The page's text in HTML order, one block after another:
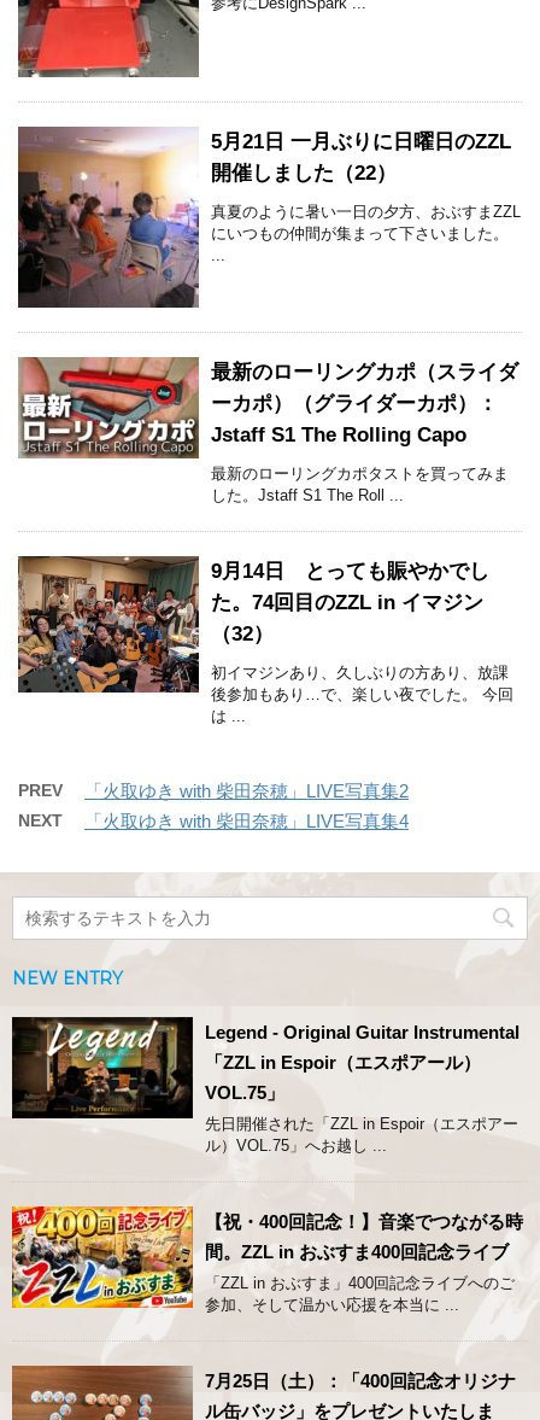
5月21日 一月ぶりに日曜日のZZL
開催しました（22）
真夏のように暑い一日の夕方、おぶすまZZL
にいつもの仲間が集まって下さいました。
...
最新のローリングカポ（スライダ
ーカポ）（グライダーカポ）：
Jstaff S1 The Rolling Capo
最新のローリングカポタストを買ってみま
した。Jstaff S1 The Roll ...
9月14日 とっても賑やかでし
た。74回目のZZL in イマジン
（32）
初イマジンあり、久しぶりの方あり、放課
後参加もあり…で、楽しい夜でした。 今回
は ...
PREV 「火取ゆき with 柴田奈穂」LIVE写真集2
NEXT 「火取ゆき with 柴田奈穂」LIVE写真集4
NEW ENTRY
Legend - Original Guitar Instrumental
「ZZL in Espoir（エスポアール）
VOL.75」
先日開催された「ZZL in Espoir（エスポアー
ル）VOL.75」へお越し ...
【祝・400回記念！】音楽でつながる時
間。ZZL in おぶすま400回記念ライブ
「ZZL in おぶすま」400回記念ライブへのご
参加、そして温かい応援を本当に ...
7月25日（土）：「400回記念オリジナ
ル缶バッジ」をプレゼントいたしま